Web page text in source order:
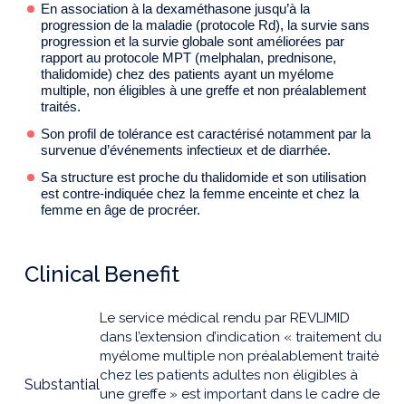
En association à la dexaméthasone jusqu’à la
progression de la maladie (protocole Rd), la survie sans
progression et la survie globale sont améliorées par
rapport au protocole MPT (melphalan, prednisone,
thalidomide) chez des patients ayant un myélome
multiple, non éligibles à une greffe et non préalablement
traités.
Son profil de tolérance est caractérisé notamment par la
survenue d’événements infectieux et de diarrhée.
Sa structure est proche du thalidomide et son utilisation
est contre-indiquée chez la femme enceinte et chez la
femme en âge de procréer.
Clinical Benefit
Substantial
Le service médical rendu par REVLIMID
dans l’extension d’indication « traitement du
myélome multiple non préalablement traité
chez les patients adultes non éligibles à
une greffe » est important dans le cadre de